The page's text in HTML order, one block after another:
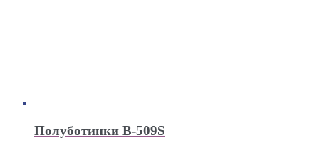
Полуботинки В-509S